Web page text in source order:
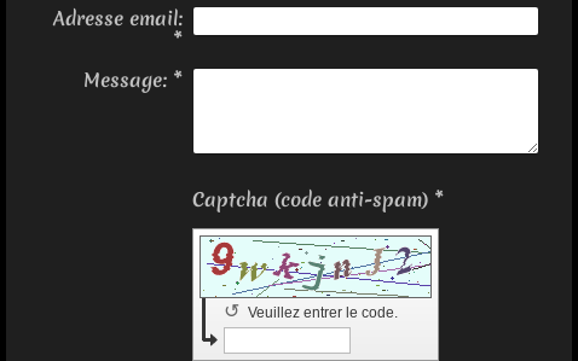
Adresse email:
*
Message: *
Captcha (code anti-spam) *
Veuillez entrer le code.
↺